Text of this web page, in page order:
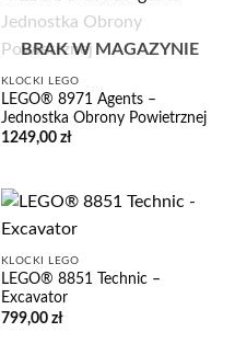
BRAK W MAGAZYNIE
KLOCKI LEGO
LEGO® 8971 Agents –
Jednostka Obrony Powietrznej
1249,00 zł
KLOCKI LEGO
LEGO® 8851 Technic –
Excavator
799,00 zł